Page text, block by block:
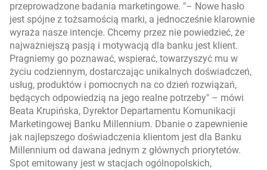
przeprowadzone badania marketingowe. – Nowe hasło
jest spójne z tożsamością marki, a jednocześnie klarownie
wyraża nasze intencje. Chcemy przez nie powiedzieć, że
najważniejszą pasją i motywacją dla banku jest klient.
Pragniemy go poznawać, wspierać, towarzyszyć mu w
życiu codziennym, dostarczając unikalnych doświadczeń,
usług, produktów i pomocnych na co dzień rozwiązań,
będących odpowiedzią na jego realne potrzeby – mówi
Beata Krupińska, Dyrektor Departamentu Komunikacji
Marketingowej Banku Millennium. Dbanie o zapewnienie
jak najlepszego doświadczenia klientom jest dla Banku
Millennium od dawana jednym z głównych priorytetów.
Spot emitowany jest w stacjach ogólnopolskich,